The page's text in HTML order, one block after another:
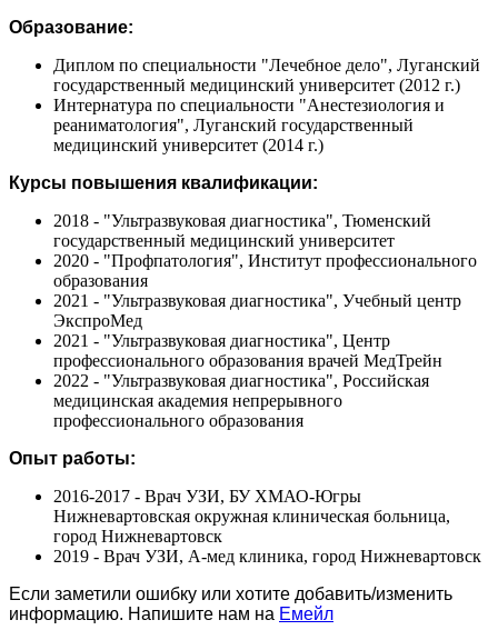
Образование:
Диплом по специальности "Лечебное дело", Луганский
государственный медицинский университет (2012 г.)
Интернатура по специальности "Анестезиология и
реаниматология", Луганский государственный
медицинский университет (2014 г.)
Курсы повышения квалификации:
2018 - "Ультразвуковая диагностика", Тюменский
государственный медицинский университет
2020 - "Профпатология", Институт профессионального
образования
2021 - "Ультразвуковая диагностика", Учебный центр
ЭкспроМед
2021 - "Ультразвуковая диагностика", Центр
профессионального образования врачей МедТрейн
2022 - "Ультразвуковая диагностика", Российская
медицинская академия непрерывного
профессионального образования
Опыт работы:
2016-2017 - Врач УЗИ, БУ ХМАО-Югры
Нижневартовская окружная клиническая больница,
город Нижневартовск
2019 - Врач УЗИ, А-мед клиника, город Нижневартовск
Если заметили ошибку или хотите добавить/изменить
информацию. Напишите нам на Емейл